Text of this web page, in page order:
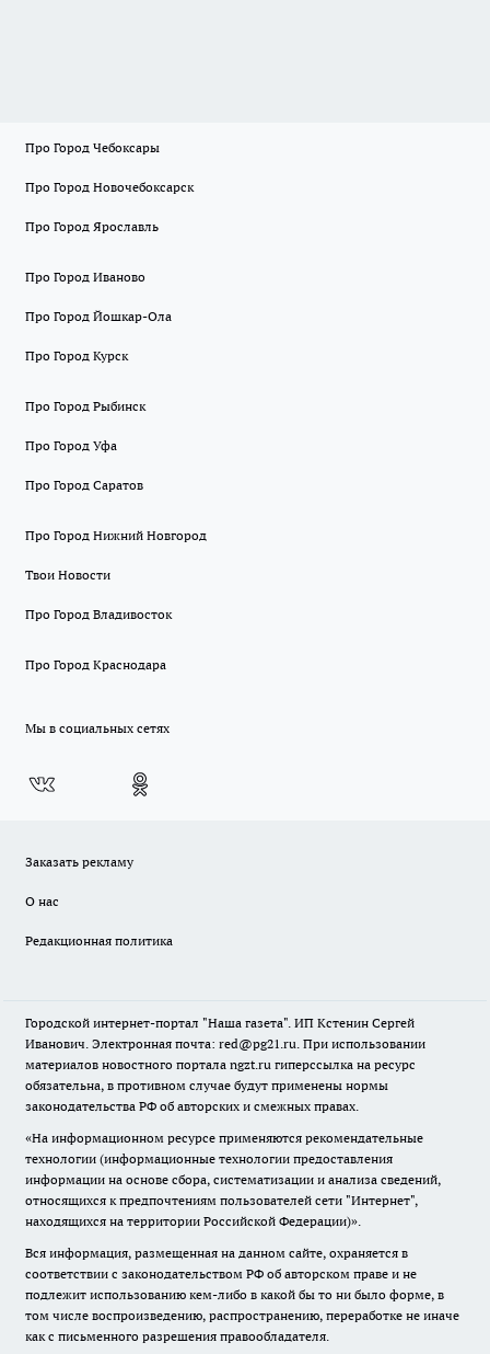
Про Город Чебоксары
Про Город Новочебоксарск
Про Город Ярославль
Про Город Иваново
Про Город Йошкар-Ола
Про Город Курск
Про Город Рыбинск
Про Город Уфа
Про Город Саратов
Про Город Нижний Новгород
Твои Новости
Про Город Владивосток
Про Город Краснодара
Мы в социальных сетях
Заказать рекламу
О нас
Редакционная политика
Городской интернет-портал "Наша газета". ИП Кстенин Сергей
Иванович. Электронная почта: red@pg21.ru. При использовании
материалов новостного портала ngzt.ru гиперссылка на ресурс
обязательна, в противном случае будут применены нормы
законодательства РФ об авторских и смежных правах.
«На информационном ресурсе применяются рекомендательные
технологии (информационные технологии предоставления
информации на основе сбора, систематизации и анализа сведений,
относящихся к предпочтениям пользователей сети "Интернет",
находящихся на территории Российской Федерации)».
Вся информация, размещенная на данном сайте, охраняется в
соответствии с законодательством РФ об авторском праве и не
подлежит использованию кем-либо в какой бы то ни было форме, в
том числе воспроизведению, распространению, переработке не иначе
как с письменного разрешения правообладателя.